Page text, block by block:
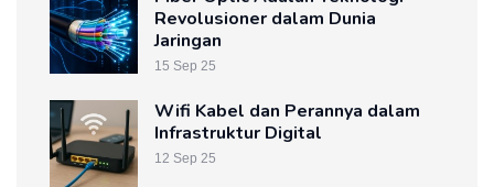
Revolusioner dalam Dunia
Jaringan
15 Sep 25
Wifi Kabel dan Perannya dalam
Infrastruktur Digital
12 Sep 25